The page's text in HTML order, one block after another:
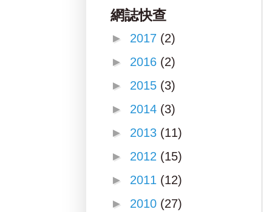
網誌快查
► 2017 (2)
► 2016 (2)
► 2015 (3)
► 2014 (3)
► 2013 (11)
► 2012 (15)
► 2011 (12)
► 2010 (27)